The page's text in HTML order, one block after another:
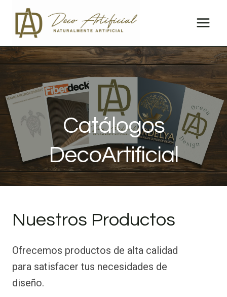
contenido
Catálogos
DecoArtificial
Nuestros Productos
Ofrecemos productos de alta calidad
para satisfacer tus necesidades de
diseño.